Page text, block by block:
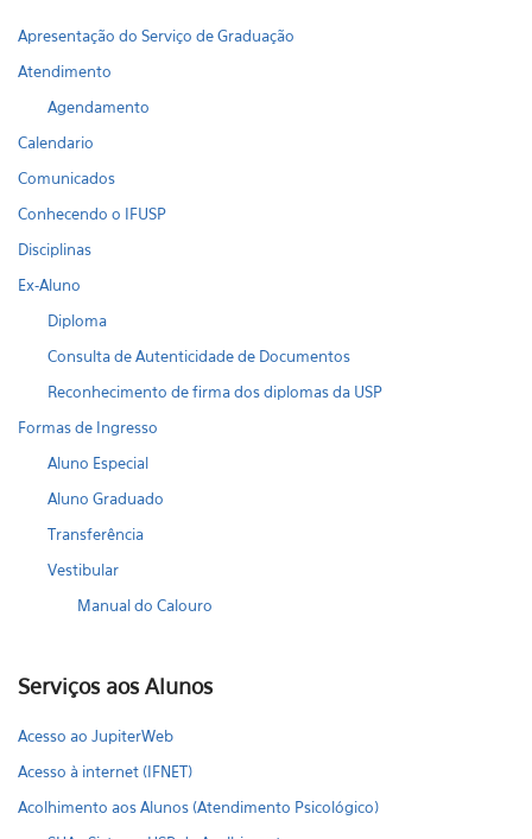
Apresentação do Serviço de Graduação
Atendimento
Agendamento
Calendario
Comunicados
Conhecendo o IFUSP
Disciplinas
Ex-Aluno
Diploma
Consulta de Autenticidade de Documentos
Reconhecimento de firma dos diplomas da USP
Formas de Ingresso
Aluno Especial
Aluno Graduado
Transferência
Vestibular
Manual do Calouro
Serviços aos Alunos
Acesso ao JupiterWeb
Acesso à internet (IFNET)
Acolhimento aos Alunos (Atendimento Psicológico)